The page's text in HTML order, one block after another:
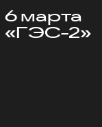
6 марта
«ГЭС-2»